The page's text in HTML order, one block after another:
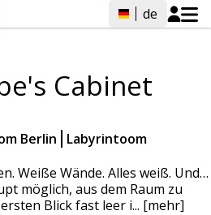
de
Cabinet
Berlin
Labyrintoom
Weiße Wände. Alles weiß. Und…
möglich, aus dem Raum zu
Blick fast leer i... [mehr]